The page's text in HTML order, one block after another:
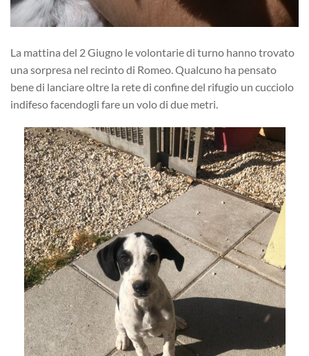
La mattina del 2 Giugno le volontarie di turno hanno trovato
una sorpresa nel recinto di Romeo. Qualcuno ha pensato
bene di lanciare oltre la rete di confine del rifugio un cucciolo
indifeso facendogli fare un volo di due metri.